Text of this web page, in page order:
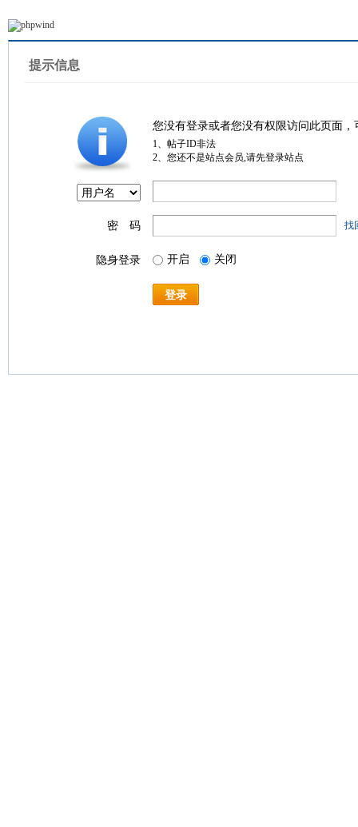
提示信息
您没有登录或者您没有权限访问此页面
1、帖子ID非法
2、您还不是站点会员,请先登录站点
密 码 找
隐身登录 开启 关闭
登录